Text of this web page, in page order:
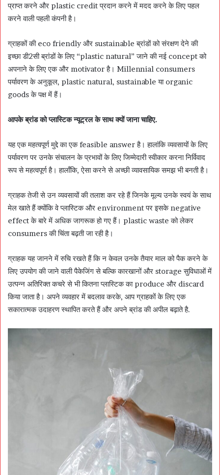
प्राप्त करने और plastic credit प्रदान करने में मदद करने के लिए पहल
करने वाली पहली कंपनी है।
ग्राहकों की eco friendly और sustainable ब्रांडों को संरक्षण देने की
इच्छा डी2सी ब्रांडों के लिए “plastic natural” जाने की नई concept को
अपनाने के लिए एक और motivator है। Millennial consumers
पर्यावरण के अनुकूल, plastic natural, sustainable या organic
goods के पक्ष में हैं।
आपके ब्रांड को प्लास्टिक न्यूट्रल के साथ क्यों जाना चाहिए.
यह एक महत्वपूर्ण मुद्दे का एक feasible answer है। हालांकि व्यवसायों के लिए
पर्यावरण पर उनके संचालन के प्रभावों के लिए जिम्मेदारी स्वीकार करना निर्विवाद
रूप से महत्वपूर्ण है। हालाँकि, ऐसा करने से अच्छी व्यावसायिक समझ भी बनती है।
ग्राहक तेजी से उन व्यवसायों की तलाश कर रहे हैं जिनके मूल्य उनके स्वयं के साथ
मेल खाते हैं क्योंकि वे प्लास्टिक और environment पर इसके negative
effect के बारे में अधिक जागरूक हो गए हैं। plastic waste को लेकर
consumers की चिंता बढ़ती जा रही है।
ग्राहक यह जानने में रुचि रखते हैं कि न केवल उनके तैयार माल को पैक करने के
लिए उपयोग की जाने वाली पैकेजिंग से बल्कि कारखानों और storage सुविधाओं में
उत्पन्न अतिरिक्त कचरे से भी कितना प्लास्टिक का produce और discard
किया जाता है। अपने व्यवहार में बदलाव करके, आप ग्राहकों के लिए एक
सकारात्मक उदाहरण स्थापित करते हैं और अपने ब्रांड की अपील बढ़ाते है.